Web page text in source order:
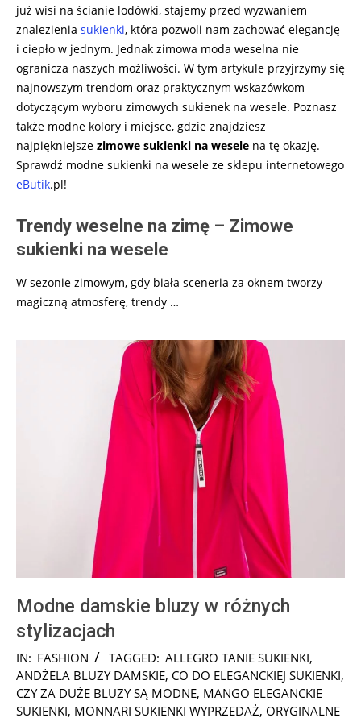
już wisi na ścianie lodówki, stajemy przed wyzwaniem
znalezienia sukienki, która pozwoli nam zachować elegancję
i ciepło w jednym. Jednak zimowa moda weselna nie
ogranicza naszych możliwości. W tym artykule przyjrzymy się
najnowszym trendom oraz praktycznym wskazówkom
dotyczącym wyboru zimowych sukienek na wesele. Poznasz
także modne kolory i miejsce, gdzie znajdziesz
najpiękniejsze zimowe sukienki na wesele na tę okazję.
Sprawdź modne sukienki na wesele ze sklepu internetowego
eButik.pl!
Trendy weselne na zimę – Zimowe
sukienki na wesele
W sezonie zimowym, gdy biała sceneria za oknem tworzy
magiczną atmosferę, trendy …
Modne damskie bluzy w różnych
stylizacjach
2025-
12-
01
IN: FASHION TAGGED: ALLEGRO TANIE SUKIENKI,
ANDŻELA BLUZY DAMSKIE, CO DO ELEGANCKIEJ SUKIENKI,
CZY ZA DUŻE BLUZY SĄ MODNE, MANGO ELEGANCKIE
SUKIENKI, MONNARI SUKIENKI WYPRZEDAŻ, ORYGINALNE